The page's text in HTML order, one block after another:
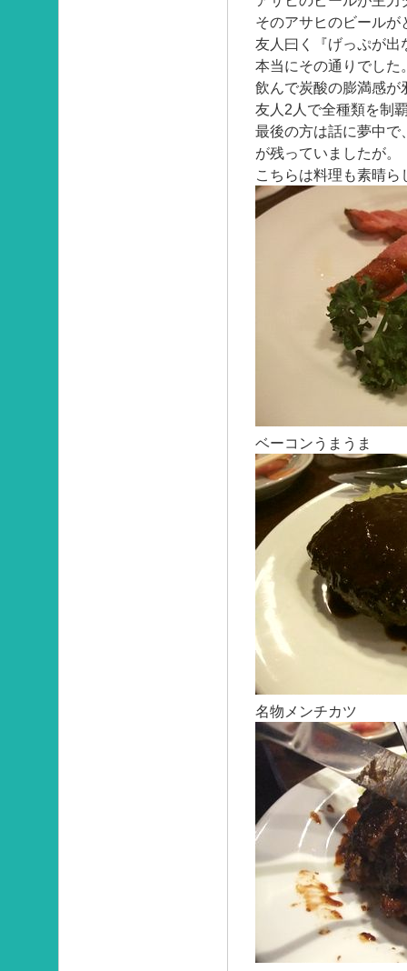
そのアサヒのビール
友人曰く『げっぷが出
本当にその通りでした
飲んで炭酸の膨満感が
友人2人で全種類を制
最後の方は話に夢中で
が残っていましたが。
こちらは料理も素晴ら
ベーコンうまうま
名物メンチカツ